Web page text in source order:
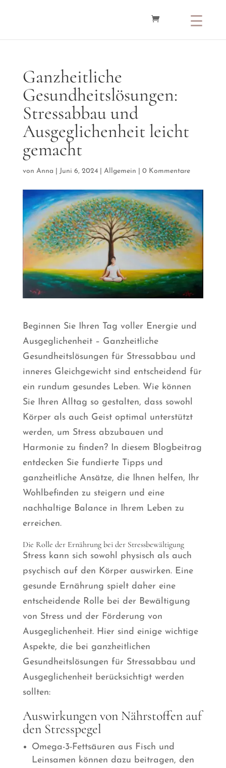
Ganzheitliche
Gesundheitslösungen:
Stressabbau und
Ausgeglichenheit leicht
gemacht
von Anna Juni 6, 2024| Allgemein 0 Kommentare
Beginnen Sie Ihren Tag voller Energie und
Ausgeglichenheit – Ganzheitliche
Gesundheitslösungen für Stressabbau und
inneres Gleichgewicht sind entscheidend für
ein rundum gesundes Leben. Wie können
Sie Ihren Alltag so gestalten, dass sowohl
Körper als auch Geist optimal unterstützt
werden, um Stress abzubauen und
Harmonie zu finden? In diesem Blogbeitrag
entdecken Sie fundierte Tipps und
ganzheitliche Ansätze, die Ihnen helfen, Ihr
Wohlbefinden zu steigern und eine
nachhaltige Balance in Ihrem Leben zu
erreichen.
Die Rolle der Ernährung bei der Stressbewältigung
Stress kann sich sowohl physisch als auch
psychisch auf den Körper auswirken. Eine
gesunde Ernährung spielt daher eine
entscheidende Rolle bei der Bewältigung
von Stress und der Förderung von
Ausgeglichenheit. Hier sind einige wichtige
Aspekte, die bei ganzheitlichen
Gesundheitslösungen für Stressabbau und
Ausgeglichenheit berücksichtigt werden
sollten:
Auswirkungen von Nährstoffen auf
den Stresspegel
Omega-3-Fettsäuren aus Fisch und
Leinsamen können dazu beitragen, den